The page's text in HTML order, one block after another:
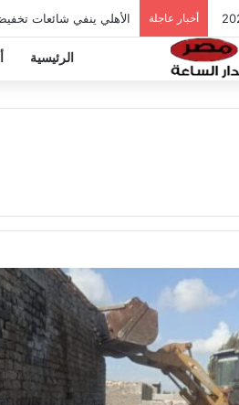
أخبار عاجلة الأهلي ينفي شائعات
الرئيسية